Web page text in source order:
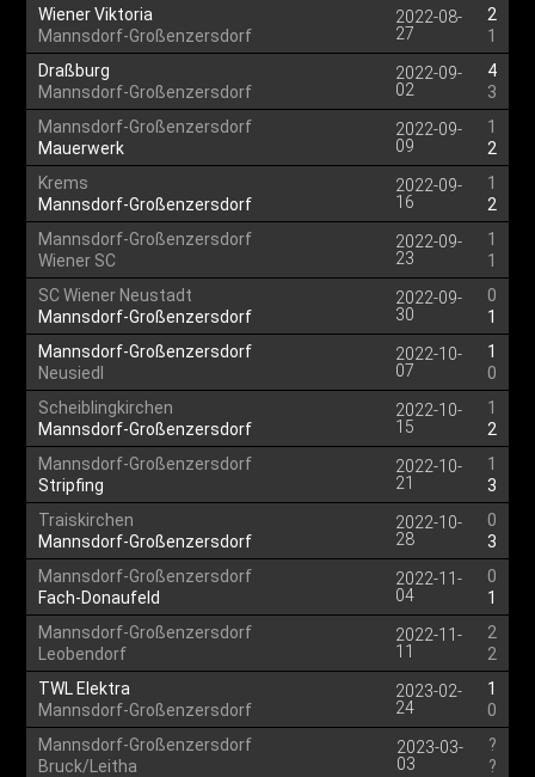
Wiener Viktoria
Mannsdorf-Großenzersdorf
2022-08-
27
2
1
Draßburg
Mannsdorf-Großenzersdorf
2022-09-
02
4
3
Mannsdorf-Großenzersdorf
Mauerwerk
2022-09-
09
1
2
Krems
Mannsdorf-Großenzersdorf
2022-09-
16
1
2
Mannsdorf-Großenzersdorf
Wiener SC
2022-09-
23
1
1
SC Wiener Neustadt
Mannsdorf-Großenzersdorf
2022-09-
30
0
1
Mannsdorf-Großenzersdorf
Neusiedl
2022-10-
07
1
0
Scheiblingkirchen
Mannsdorf-Großenzersdorf
2022-10-
15
1
2
Mannsdorf-Großenzersdorf
Stripfing
2022-10-
21
1
3
Traiskirchen
Mannsdorf-Großenzersdorf
2022-10-
28
0
3
Mannsdorf-Großenzersdorf
Fach-Donaufeld
2022-11-
04
0
1
Mannsdorf-Großenzersdorf
Leobendorf
2022-11-
11
2
2
TWL Elektra
Mannsdorf-Großenzersdorf
2023-02-
24
1
0
Mannsdorf-Großenzersdorf
Bruck/Leitha
2023-03-
03
?
?